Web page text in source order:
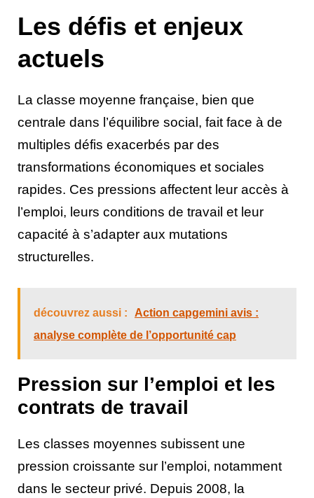
Les défis et enjeux
actuels
La classe moyenne française, bien que
centrale dans l’équilibre social, fait face à de
multiples défis exacerbés par des
transformations économiques et sociales
rapides. Ces pressions affectent leur accès à
l’emploi, leurs conditions de travail et leur
capacité à s’adapter aux mutations
structurelles.
découvrez aussi :
Action capgemini avis :
analyse complète de l’opportunité cap
Pression sur l’emploi et les
contrats de travail
Les classes moyennes subissent une
pression croissante sur l’emploi, notamment
dans le secteur privé. Depuis 2008, la